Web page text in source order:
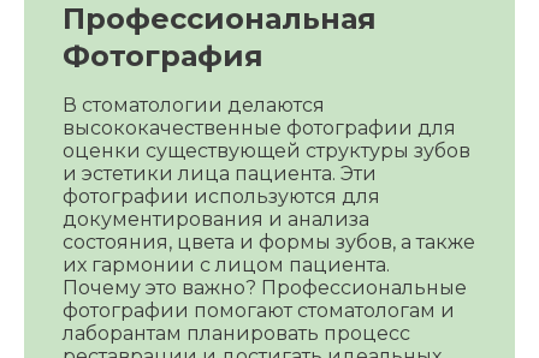
Профессиональная
Фотография
В стоматологии делаются
высококачественные фотографии для
оценки существующей структуры зубов
и эстетики лица пациента. Эти
фотографии используются для
документирования и анализа
состояния, цвета и формы зубов, а также
их гармонии с лицом пациента.
Почему это важно? Профессиональные
фотографии помогают стоматологам и
лаборантам планировать процесс